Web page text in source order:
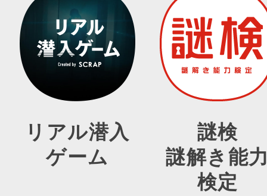
リアル潜入
ゲーム
謎検
謎解き能
検定